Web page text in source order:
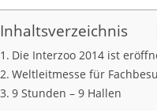
Inhaltsverzeichnis
Die Interzoo 2014 ist
Weltleitmesse für
9 Stunden – 9 Hallen